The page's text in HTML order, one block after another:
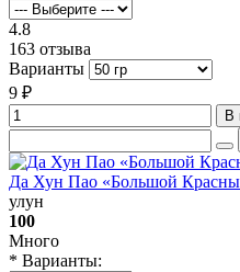
4.8
163 отзыва
Варианты
9 ₽
В
Да Хун Пао «Большой
улун
100
Много
* Варианты: